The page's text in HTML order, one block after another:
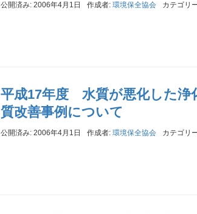
公開済み: 2006年4月1日 作成者: 環境保全協会 カテゴリ
平成17年度 水質が悪化した浄
質改善事例について
公開済み: 2006年4月1日 作成者: 環境保全協会 カテゴリ